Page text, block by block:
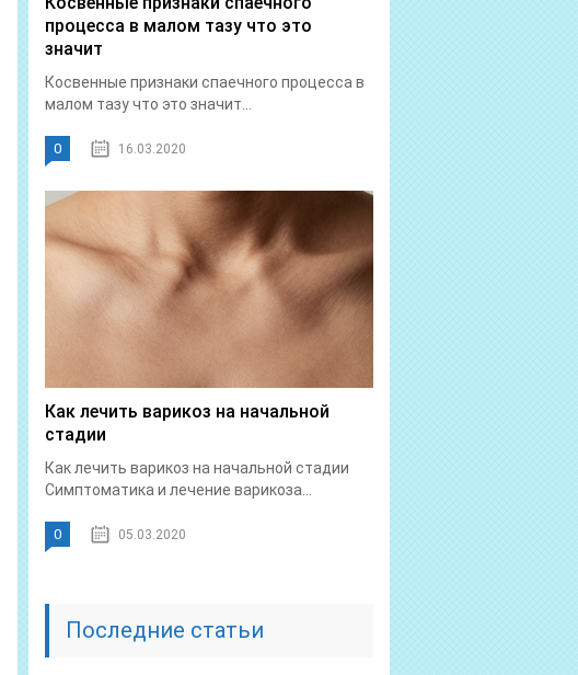
процесса в малом тазу что это
значит
Косвенные признаки спаечного процесса в
малом тазу что это значит...
0 16.03.2020
Как лечить варикоз на начальной
стадии
Как лечить варикоз на начальной стадии
Симптоматика и лечение варикоза...
0 05.03.2020
Последние статьи